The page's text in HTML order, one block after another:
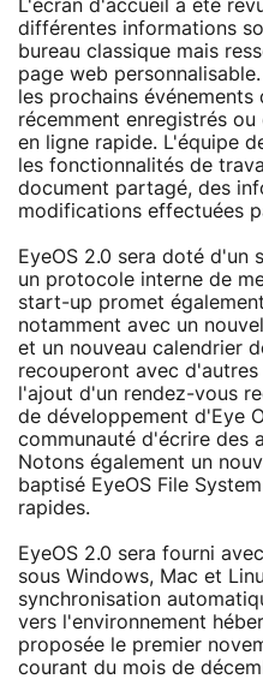
L'écran d'accueil a été
différentes informations
bureau classique mais
page web
les prochains
récemment enregistrés
en ligne rapide. L'équipe
les fonctionnalités de
document partagé, des
modifications effectuées
EyeOS 2.0 sera doté d'un
un protocole interne de
start-up promet
notamment avec un
et un nouveau calendrier
recouperont avec
l'ajout d'un rendez-vous
de développement d'Eye
communauté d'écrire des
Notons également un
baptisé EyeOS File
rapides.
EyeOS 2.0 sera fourni
sous Windows, Mac et
synchronisation
vers l'environnement
proposée le premier
courant du mois de